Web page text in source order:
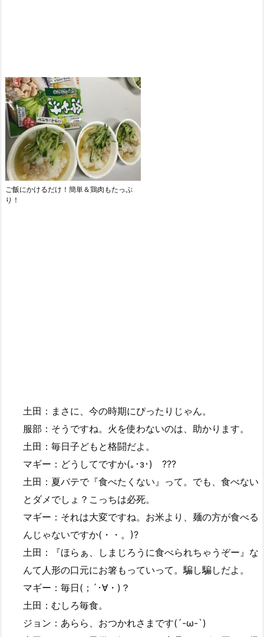
ご飯にかけるだけ！簡単＆鶏肉もたっぷ
り！
土田：まさに、今の時期にぴったりじゃん。
服部：そうですね。火を使わないのは、助かります。
土田：毎日子どもと格闘だよ。
マギー：どうしてですか(｡･з･)ゞ???
土田：夏バテで『食べたくない』って。でも、食べない
とダメでしょ？こっちは必死。
マギー：それは大変ですね。お米より、麺の方が食べる
んじゃないですか(・・。)?
土田：『ほらぁ、しまじろうに食べられちゃうぞー』な
んて人形の口元にお箸もっていって。騙し騙しだよ。
マギー：毎日(；´･∀・)？
土田：むしろ毎食。
ジョン：あらら、おつかれさまです(´-ω-`)